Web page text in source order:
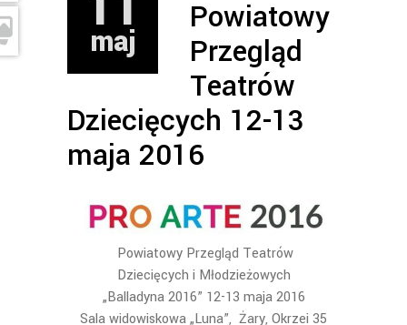
maj
Powiatowy
Przegląd
Teatrów
Dziecięcych 12-13
maja 2016
Powiatowy Przegląd Teatrów
Dziecięcych i Młodzieżowych
„Balladyna 2016” 12-13 maja 2016
Sala widowiskowa „Luna”, Żary, Okrzei 35